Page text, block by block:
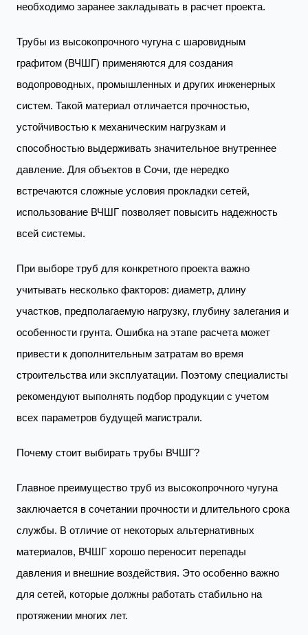
необходимо заранее закладывать в расчет проекта.
Трубы из высокопрочного чугуна с шаровидным
графитом (ВЧШГ) применяются для создания
водопроводных, промышленных и других инженерных
систем. Такой материал отличается прочностью,
устойчивостью к механическим нагрузкам и
способностью выдерживать значительное внутреннее
давление. Для объектов в Сочи, где нередко
встречаются сложные условия прокладки сетей,
использование ВЧШГ позволяет повысить надежность
всей системы.
При выборе труб для конкретного проекта важно
учитывать несколько факторов: диаметр, длину
участков, предполагаемую нагрузку, глубину залегания и
особенности грунта. Ошибка на этапе расчета может
привести к дополнительным затратам во время
строительства или эксплуатации. Поэтому специалисты
рекомендуют выполнять подбор продукции с учетом
всех параметров будущей магистрали.
Почему стоит выбирать трубы ВЧШГ?
Главное преимущество труб из высокопрочного чугуна
заключается в сочетании прочности и длительного срока
службы. В отличие от некоторых альтернативных
материалов, ВЧШГ хорошо переносит перепады
давления и внешние воздействия. Это особенно важно
для сетей, которые должны работать стабильно на
протяжении многих лет.